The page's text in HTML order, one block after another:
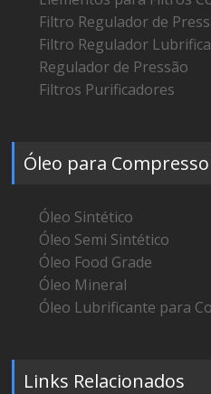
Filtro Regulador de
Filtro Regulador
Regulador de Pressão
Filtros Purificadores
Óleo para
Óleo Sintético
Óleo Semi Sintético
Óleo Food Grade
Óleo Mineral
Óleo Lubrificante para
Links Relacionados